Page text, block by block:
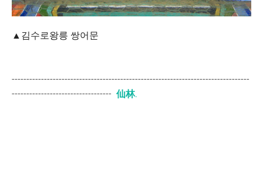
▲김수로왕릉 쌍어문
---------------------------------------------------------------------------------
---------------------------------- 仙林.